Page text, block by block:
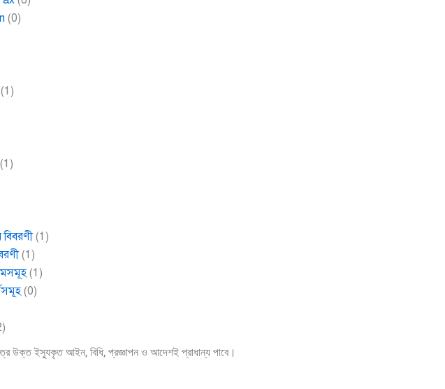
(0)
(1)
(1)
বিবরণী (1)
(1)
(1)
(0)
উক্ত ইস্যুকৃত আইন, বিধি, প্রজ্ঞাপন ও আদেশই প্রাধান্য পাবে।